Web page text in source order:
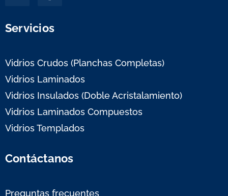
Servicios
Vidrios Crudos (Planchas Completas)
Vidrios Laminados
Vidrios Insulados (Doble Acristalamiento)
Vidrios Laminados Compuestos
Vidrios Templados
Contáctanos
Preguntas frecuentes